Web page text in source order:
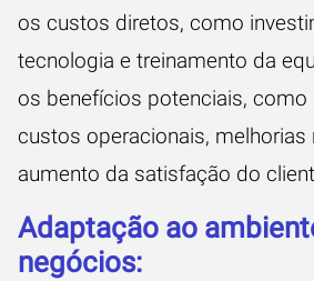
os custos diretos, como
tecnologia e treinamento da
os benefícios potenciais, como
custos operacionais, melhorias
aumento da satisfação do
Adaptação ao
negócios: